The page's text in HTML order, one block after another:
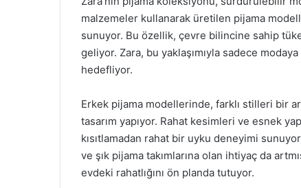
malzemeler kullanarak üretilen pijama
sunuyor. Bu özellik, çevre bilincine sahip
geliyor. Zara, bu yaklaşımıyla sadece
hedefliyor.
Erkek pijama modellerinde, farklı stilleri bir
tasarım yapıyor. Rahat kesimleri ve esnek
kısıtlamadan rahat bir uyku deneyimi
ve şık pijama takımlarına olan ihtiyaç da
evdeki rahatlığını ön planda tutuyor.